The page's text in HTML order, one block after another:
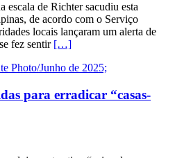
escala de Richter sacudiu esta
de acordo com o Serviço
locais lançaram um alerta de
fez sentir […]
para erradicar “casas-